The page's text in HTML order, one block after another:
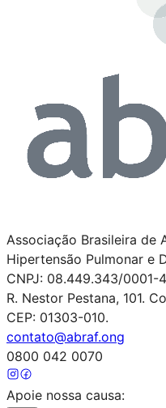
Associação Brasileira de
Hipertensão Pulmonar e
CNPJ: 08.449.343/0001-
R. Nestor Pestana, 101.
CEP: 01303-010.
contato@abraf.ong
0800 042 0070
Apoie nossa causa: